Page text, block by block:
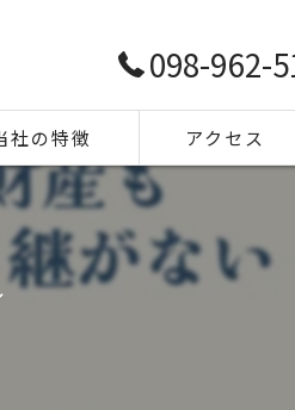
098-962-
社の特徴
え
アクセス